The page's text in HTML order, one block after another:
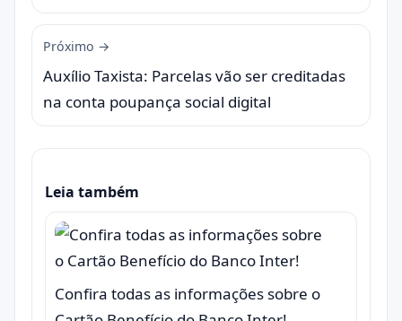
Próximo →
Auxílio Taxista: Parcelas vão ser creditadas
na conta poupança social digital
Leia também
Confira todas as informações sobre o